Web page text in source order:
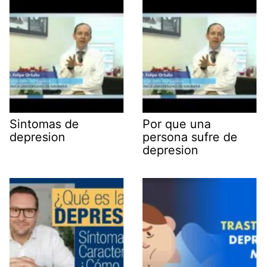
Sintomas de
depresion
Por que una
persona sufre de
depresion